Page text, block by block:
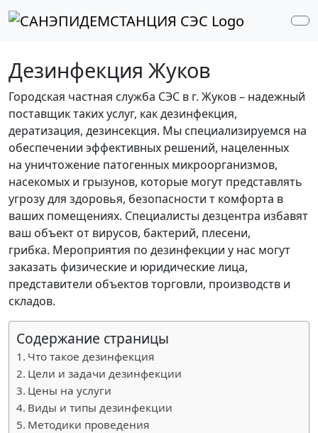
Перейти к содержимому
Перейти к футеру
Дезинфекция Жуков
Городская частная служба СЭС в г. Жуков – надежный
поставщик таких услуг, как дезинфекция,
дератизация, дезинсекция. Мы специализируемся на
обеспечении эффективных решений, нацеленных
на уничтожение патогенных микроорганизмов,
насекомых и грызунов, которые могут представлять
угрозу для здоровья, безопасности т комфорта в
ваших помещениях. Специалисты дезцентра избавят
ваш объект от вирусов, бактерий, плесени,
грибка. Мероприятия по дезинфекции у нас могут
заказать физические и юридические лица,
представители объектов торговли, производств и
складов.
Содержание страницы
Что такое дезинфекция
Цели и задачи дезинфекции
Цены на услуги
Виды и типы дезинфекции
Методики проведения